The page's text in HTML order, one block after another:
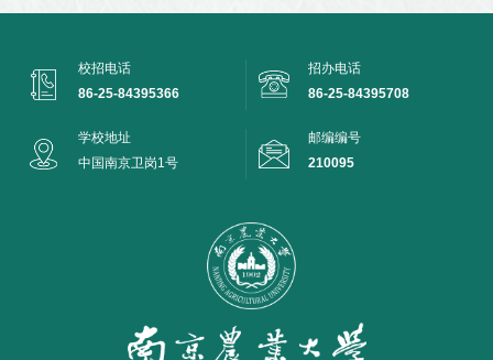
校招电话
86-25-84395366
招办电话
86-25-84395708
学校地址
中国南京卫岗1号
邮编编号
210095